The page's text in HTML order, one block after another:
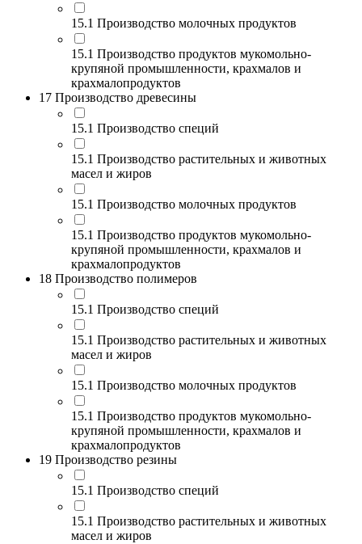
15.1 Производство молочных продуктов
15.1 Производство продуктов мукомольно-
крупяной промышленности, крахмалов и
крахмалопродуктов
17 Производство древесины
15.1 Производство специй
15.1 Производство растительных и животных
масел и жиров
15.1 Производство молочных продуктов
15.1 Производство продуктов мукомольно-
крупяной промышленности, крахмалов и
крахмалопродуктов
18 Производство полимеров
15.1 Производство специй
15.1 Производство растительных и животных
масел и жиров
15.1 Производство молочных продуктов
15.1 Производство продуктов мукомольно-
крупяной промышленности, крахмалов и
крахмалопродуктов
19 Производство резины
15.1 Производство специй
15.1 Производство растительных и животных
масел и жиров